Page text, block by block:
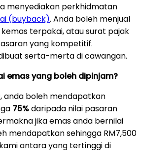
menyediakan perkhidmatan
(buyback). Anda boleh menjual
terpakai, atau surat pajak
yang kompetitif.
serta-merta di cawangan.
emas yang boleh dipinjam?
anda boleh mendapatkan
75%daripada nilai pasaran
jika emas anda bernilai
mendapatkan sehingga RM7,500
antara yang tertinggi di